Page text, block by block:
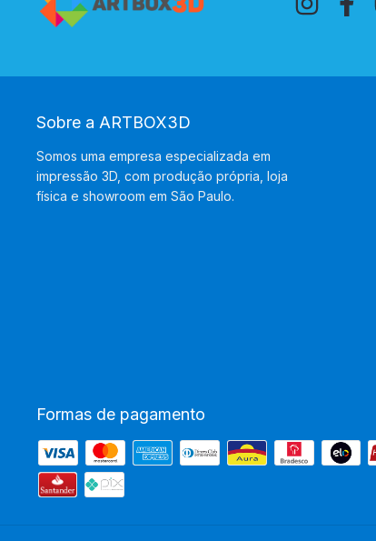
Sobre a ARTBOX3D
Somos uma empresa especializada em
impressão 3D, com produção própria, loja
física e showroom em São Paulo.
Formas de pagamento